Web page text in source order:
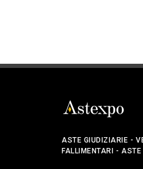
ASTE GIUDIZIARIE -
FALLIMENTARI -